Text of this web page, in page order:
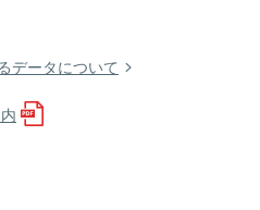
データについて